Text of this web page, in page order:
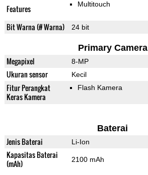
Features Multitouch
Bit Warna (# Warna) 24 bit
Primary Camera
Megapixel 8-MP
Ukuran sensor Kecil
Fitur Perangkat
Keras Kamera
Flash Kamera
Baterai
Jenis Baterai Li-Ion
Kapasitas Baterai
(mAh)
2100 mAh